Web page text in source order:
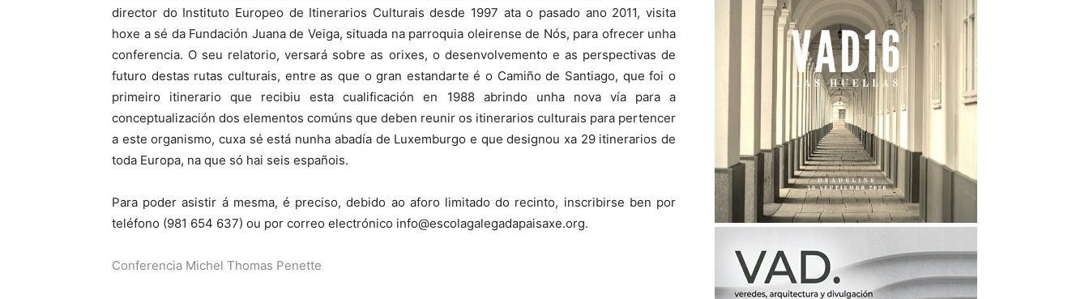
director do Instituto Europeo de Itinerarios Culturais desde 1997 ata o pasado ano 2011, visita
hoxe a sé da Fundación Juana de Veiga, situada na parroquia oleirense de Nós, para ofrecer unha
conferencia. O seu relatorio, versará sobre as orixes, o desenvolvemento e as perspectivas de
futuro destas rutas culturais, entre as que o gran estandarte é o Camiño de Santiago, que foi o
primeiro itinerario que recibiu esta cualificación en 1988 abrindo unha nova vía para a
conceptualización dos elementos comúns que deben reunir os itinerarios culturais para pertencer
a este organismo, cuxa sé está nunha abadía de Luxemburgo e que designou xa 29 itinerarios de
toda Europa, na que só hai seis españois.
Para poder asistir á mesma, é preciso, debido ao aforo limitado do recinto, inscribirse ben por
teléfono (981 654 637) ou por correo electrónico info@escolagalegadapaisaxe.org.
Conferencia Michel Thomas Penette